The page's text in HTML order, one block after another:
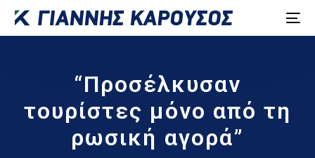
“Προσέλκυσαν
τουρίστες μόνο από τη
ρωσική αγορά”